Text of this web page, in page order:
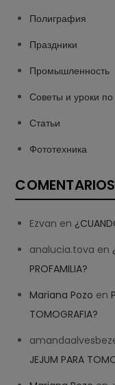
Полиграфия
Праздники
Промышленность
Советы и уроки
Статьи
Фототехника
Ezvan en
analucia.tova en
PROFAMILIA?
Mariana Pozo en
TOMOGRAFIA?
JEJUM PARA